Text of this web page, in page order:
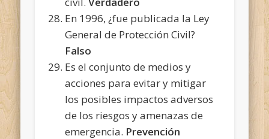
En 1996, ¿fue publicada la Ley
General de Protección Civil?
Falso
Es el conjunto de medios y
acciones para evitar y mitigar
los posibles impactos adversos
de los riesgos y amenazas de
emergencia. Prevención